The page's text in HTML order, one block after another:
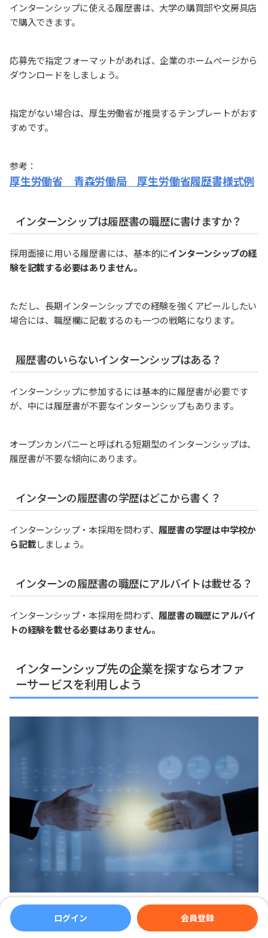
インターンシップに使える履歴書は、大学の購買部や文房具店
で購入できます。
応募先で指定フォーマットがあれば、企業のホームページから
ダウンロードをしましょう。
指定がない場合は、厚生労働省が推奨するテンプレートがおす
すめです。
参考：
厚生労働省 青森労働局 厚生労働省履歴書様式例
インターンシップは履歴書の職歴に書けますか？
採用面接に用いる履歴書には、基本的にインターンシップの経
験を記載する必要はありません。
ただし、長期インターンシップでの経験を強くアピールしたい
場合には、職歴欄に記載するのも一つの戦略になります。
履歴書のいらないインターンシップはある？
インターンシップに参加するには基本的に履歴書が必要です
が、中には履歴書が不要なインターンシップもあります。
オープンカンパニーと呼ばれる短期型のインターンシップは、
履歴書が不要な傾向にあります。
インターンの履歴書の学歴はどこから書く？
インターンシップ・本採用を問わず、 履歴書の学歴は中学校か
ら記載しましょう。
インターンの履歴書の職歴にアルバイトは載せる？
インターンシップ・本採用を問わず、 履歴書の職歴にアルバイ
トの経験を載せる必要はありません。
インターンシップ先の企業を探すならオファ
ーサービスを利用しよう
インターンシップに応募する方法といえば、採用サイトからの
応募が一般的な方法です。
ログイン 会員登録